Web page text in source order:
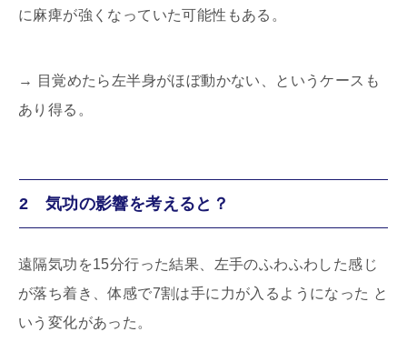
に麻痺が強くなっていた可能性もある。
→
目覚めたら左半身がほぼ動かない、というケースも
あり得る。
2 気功の影響を考えると？
遠隔気功を15分行った結果、左手のふわふわした感じ
が落ち着き、体感で7割は手に力が入るようになった と
いう変化があった。